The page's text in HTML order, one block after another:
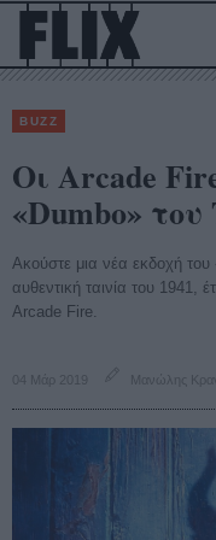
BUZZ
Οι Arcade
«Dumbo»
Ακούστε μια νέα εκδοχή
αυθεντική ταινία του 1941,
Arcade Fire.
04 Μάρ 2019 Μανώλης